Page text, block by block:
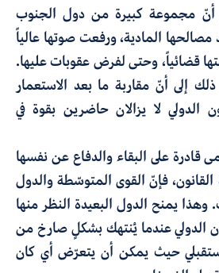
أنّ مجموعة كبيرة من دول الجنوب
المادية، ورفعت صوتها عالياً
قضائياً، وحتى لفرض عقوبات عليها.
إلى أنّ مقاربة ما بعد الاستعمار
الدولي لا يزالان حاضرين بقوة في
قادرة على البقاء والدفاع عن نفسها
فإنّ القوى المتوسّطة والدول
يمنح الدول البعيدة النظر منها
الدولي عندما يُنتهك بشكلٍ صارخ من
حيث يمكن أن يتعرّض أي كان